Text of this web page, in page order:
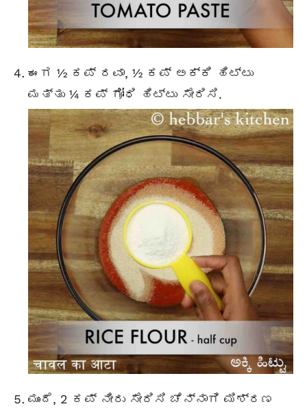
ಈಗ ½ ಕಪ್ ರವಾ, ½ ಕಪ್ ಅಕ್ಕಿ ಹಿಟ್ಟು
ಮತ್ತು ¼ ಕಪ್ ಗೋಧಿ ಹಿಟ್ಟು ಸೇರಿಸಿ.
ಮುಂದೆ, 2 ಕಪ್ ನೀರು ಸೇರಿಸಿ ಚೆನ್ನಾಗಿ ಮಿಶ್ರಣ